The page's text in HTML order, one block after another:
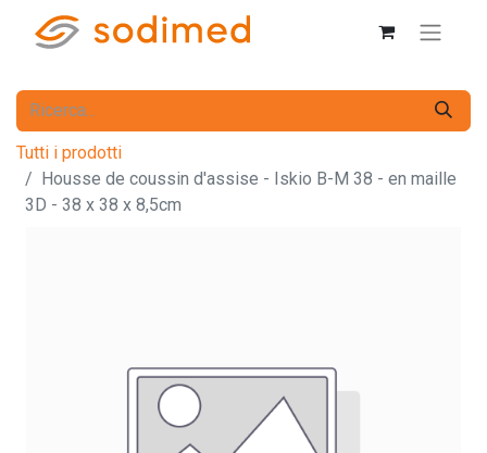
Tutti i prodotti
Housse de coussin d'assise - Iskio B-M 38 - en maille
3D - 38 x 38 x 8,5cm